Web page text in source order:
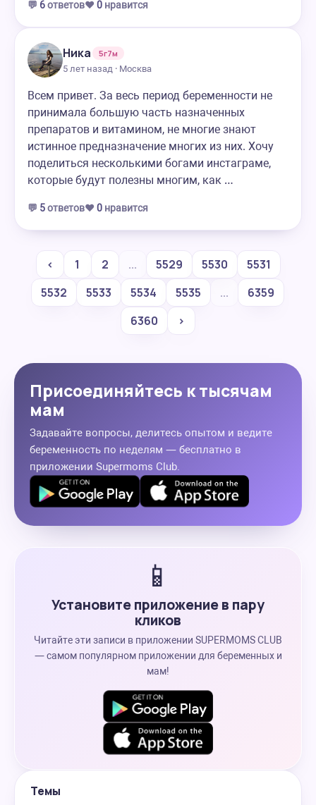
💬 6ответов❤️ 0 нравится
Ника
5г7м
5 лет назад · Москва
Всем привет. За весь период беременности не
принимала большую часть назначенных
препаратов и витамином, не многие знают
истинное предназначение многих из них. Хочу
поделиться несколькими богами инстаграме,
которые будут полезны многим, как …
💬 5ответов❤️ 0 нравится
‹ 1 2 ... 5529 5530
5531
5532
5533 5534 5535 ...
6359
6360
›
Присоединяйтесь к тысячам
мам
Задавайте вопросы, делитесь опытом и ведите
беременность по неделям — бесплатно в
приложении Supermoms Club.
📱
Установите приложение в пару
кликов
Читайте эти записи в приложении SUPERMOMS CLUB
— самом популярном приложении для беременных и
мам!
Темы